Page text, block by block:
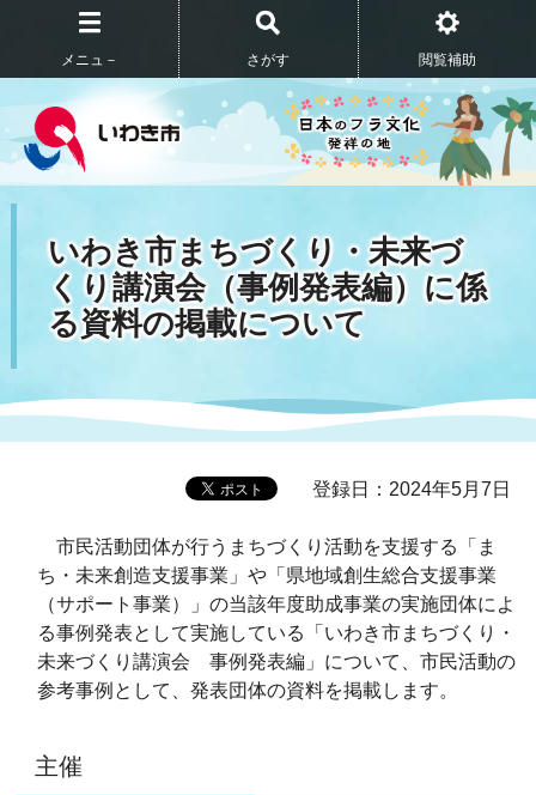
メニュ－ さがす 閲覧補助
いわき市まちづくり・未来づ
くり講演会（事例発表編）に係
る資料の掲載について
登録日：2024年5月7日
市民活動団体が行うまちづくり活動を支援する「ま
ち・未来創造支援事業」や「県地域創生総合支援事業
（サポート事業）」の当該年度助成事業の実施団体によ
る事例発表として実施している「いわき市まちづくり・
未来づくり講演会 事例発表編」について、市民活動の
参考事例として、発表団体の資料を掲載します。
主催